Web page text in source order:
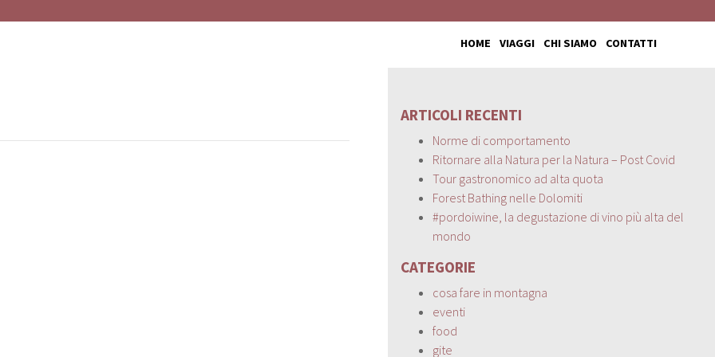
HOME VIAGGI CHI SIAMO CONTATTI
ARTICOLI RECENTI
Norme di comportamento
Ritornare alla Natura per la Natura – Post Covid
Tour gastronomico ad alta quota
Forest Bathing nelle Dolomiti
#pordoiwine, la degustazione di vino più alta del
mondo
CATEGORIE
cosa fare in montagna
eventi
food
gite